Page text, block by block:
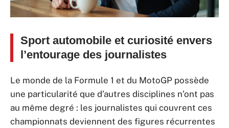
Sport automobile et curiosité envers
l’entourage des journalistes
Le monde de la Formule 1 et du MotoGP possède
une particularité que d’autres disciplines n’ont pas
au même degré : les journalistes qui couvrent ces
championnats deviennent des figures récurrentes